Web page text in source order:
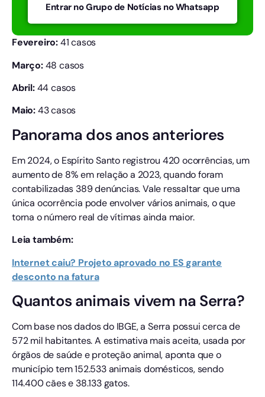
Entrar no Grupo de Notícias no Whatsapp
Fevereiro:41 casos
Março:48 casos
Abril:44 casos
Maio:43 casos
Panorama dos anos anteriores
Em 2024, o Espírito Santo registrou 420 ocorrências, um
aumento de 8% em relação a 2023, quando foram
contabilizadas 389 denúncias. Vale ressaltar que uma
única ocorrência pode envolver vários animais, o que
torna o número real de vítimas ainda maior.
Leia também:
Internet caiu? Projeto aprovado no ES garante
desconto na fatura
Quantos animais vivem na Serra?
Com base nos dados do IBGE, a Serra possui cerca de
572 mil habitantes. A estimativa mais aceita, usada por
órgãos de saúde e proteção animal, aponta que o
município tem 152.533 animais domésticos, sendo
114.400 cães e 38.133 gatos.